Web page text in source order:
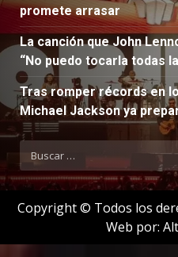
promete arrasar
La canción que John
“No puedo tocarla todas
Tras romper récords en
Michael Jackson ya
Buscar:
Copyright © Todos los
Web por: